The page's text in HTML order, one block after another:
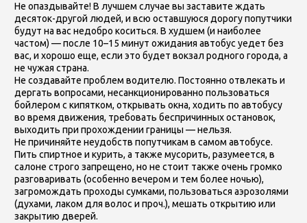
Не опаздывайте! В лучшем случае вы заставите ждать
десяток-другой людей, и всю оставшуюся дорогу попутчики
будут на вас недобро коситься. В худшем (и наиболее
частом) — после 10–15 минут ожидания автобус уедет без
вас, и хорошо еще, если это будет вокзал родного города, а
не чужая страна.
Не создавайте проблем водителю. Постоянно отвлекать и
дергать вопросами, несанкционированно пользоваться
бойлером с кипятком, открывать окна, ходить по автобусу
во время движения, требовать беспричинных остановок,
выходить при прохождении границы — нельзя.
Не причиняйте неудобств попутчикам в самом автобусе.
Пить спиртное и курить, а также мусорить, разумеется, в
салоне строго запрещено, но не стоит также очень громко
разговаривать (особенно вечером и тем более ночью),
загромождать проходы сумками, пользоваться аэрозолями
(духами, лаком для волос и проч.), мешать открытию или
закрытию дверей.